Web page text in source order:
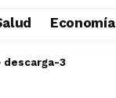
Economía
descarga-3